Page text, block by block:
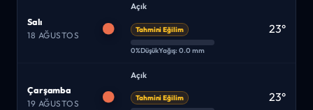
Salı
18 AĞUSTOS
Açık
Tahmini Eğilim
0%DüşükYağış: 0.0 mm
23°
Çarşamba
19 AĞUSTOS
Açık
Tahmini Eğilim 23°